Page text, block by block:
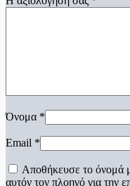
Όνομα *
Email *
Αποθήκευσε το όνομά
αυτόν τον πλοηγό για την